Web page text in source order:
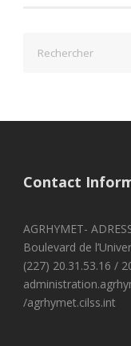
Contact
AGRHYMET-
Boulevard de
(227) 20.31.53.16 /
/agrhymet.cilss.int